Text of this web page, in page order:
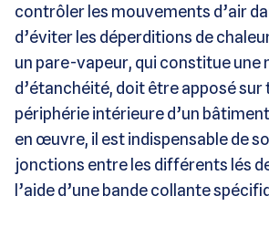
contrôler les mouvements d’air
d’éviter les déperditions de
un pare-vapeur, qui constitue une
d’étanchéité, doit être apposé sur
périphérie intérieure d’un
en œuvre, il est indispensable de
jonctions entre les différents lés
l’aide d’une bande collante